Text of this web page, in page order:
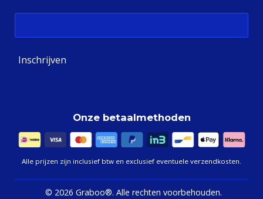
Inschrijven
Onze betaalmethoden
Alle prijzen zijn inclusief btw en exclusief eventuele verzendkosten.
© 2026 Graboo®. Alle rechten voorbehouden.